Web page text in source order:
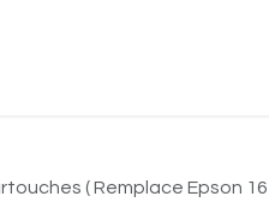
( Remplace Epson 16